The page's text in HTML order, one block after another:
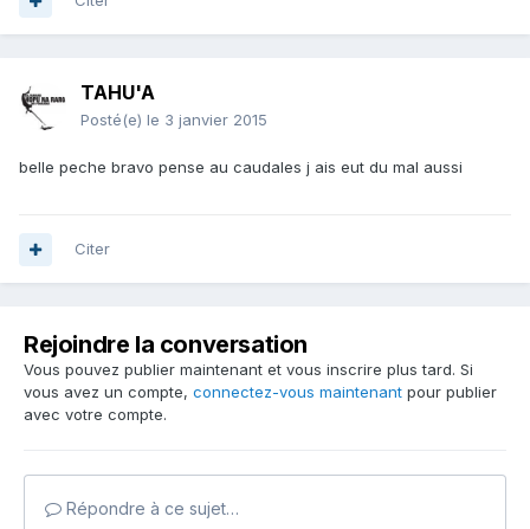
TAHU'A
Posté(e) le 3 janvier 2015
belle peche bravo pense au caudales j ais eut du mal aussi
Citer
Rejoindre la conversation
Vous pouvez publier maintenant et vous inscrire plus tard. Si
vous avez un compte, connectez-vous maintenant pour publier
avec votre compte.
Répondre à ce sujet…